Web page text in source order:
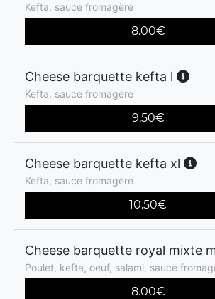
Kefta, sauce fromagère
8.00€
Cheese barquette kefta l
Kefta, sauce fromagère
9.50€
Cheese barquette kefta xl
Kefta, sauce fromagère
10.50€
Cheese barquette royal mixte
Poulet, kefta, oeuf, salami, sauce
8.00€